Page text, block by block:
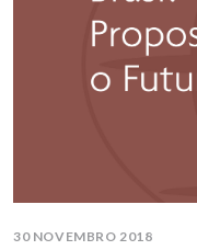
30 NOVEMBRO 2018